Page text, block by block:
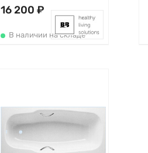
BLB
16 200 ₽
В наличии на складе